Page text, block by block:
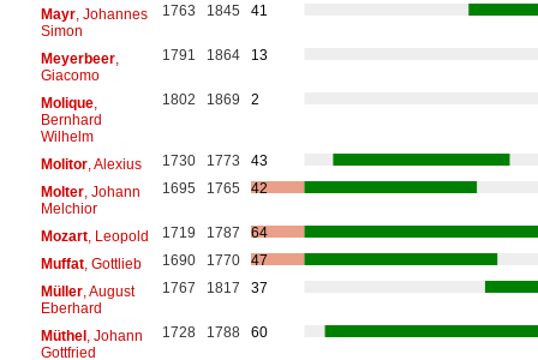
Mayr, Johannes
Simon
1763 1845 41
Meyerbeer,
Giacomo
1791 1864 13
Molique,
Bernhard
Wilhelm
1802 1869 2
Molitor, Alexius 1730 1773
43
Molter, Johann
Melchior
1695 1765 42
Mozart, Leopold 1719 1787
64
Muffat, Gottlieb 1690 1770
47
Müller, August
Eberhard
1767 1817 37
Müthel, Johann
Gottfried
1728 1788 60